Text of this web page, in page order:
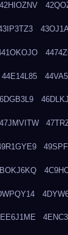
42HIOZNV
44E14L85
47JMVITW